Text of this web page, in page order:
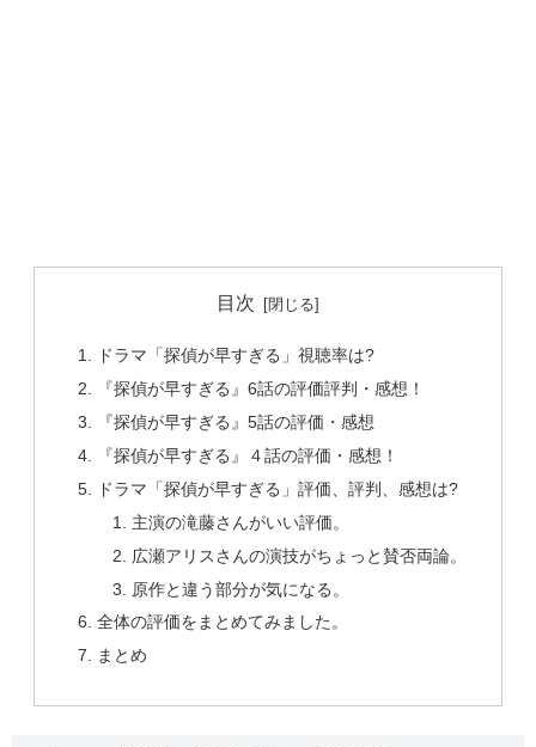
目次
ドラマ「探偵が早すぎる」視聴率は?
『探偵が早すぎる』6話の評価評判・感想！
『探偵が早すぎる』5話の評価・感想
『探偵が早すぎる』４話の評価・感想！
ドラマ「探偵が早すぎる」評価、評判、感想は?
主演の滝藤さんがいい評価。
広瀬アリスさんの演技がちょっと賛否両論。
原作と違う部分が気になる。
全体の評価をまとめてみました。
まとめ